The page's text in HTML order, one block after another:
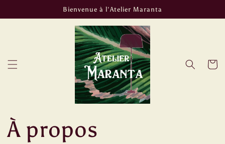
au
Bienvenue à l'Atelier Maranta
Panier
À propos